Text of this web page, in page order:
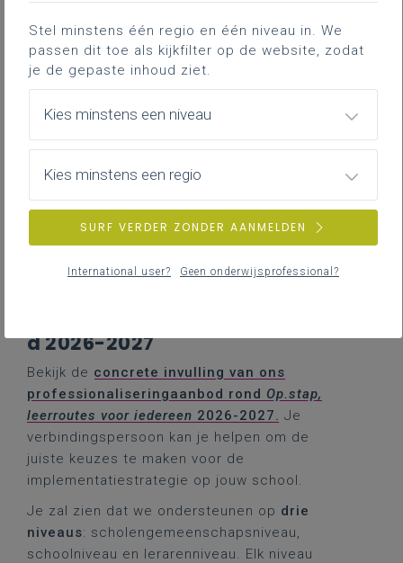
Downloads
Contact
Hoe gaan we concreet aan de slag?
Wanneer zal je het nieuwe leerplan
kunnen raadplegen? We houden je
hier op de hoogte van de stand van
zaken, steeds op basis van de
informatie waarover we zelf
beschikken.
d 2026-2027
Bekijk de concrete invulling van ons
professionaliseringaanbod rond Op.stap,
leerroutes voor iedereen 2026-2027. Je
verbindingspersoon kan je helpen om de
juiste keuzes te maken voor de
implementatiestrategie op jouw school.
Je zal zien dat we ondersteunen op drie
niveaus: scholengemeenschapsniveau,
schoolniveau en lerarenniveau. Elk niveau
Stel minstens één regio en één niveau in. We
passen dit toe als kijkfilter op de website, zodat
je de gepaste inhoud ziet.
Kies minstens een niveau
Kies minstens een regio
SURF VERDER ZONDER AANMELDEN
International user? Geen onderwijsprofessional?